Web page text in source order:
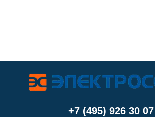
+7 (495) 926 30 07